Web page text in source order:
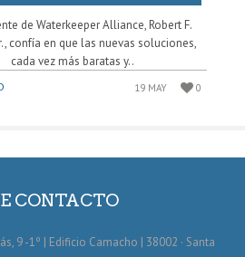
de Waterkeeper Alliance, Robert F.
confía en que las nuevas soluciones,
cada vez más baratas y..
19 MAY 0
CONTACTO
9 -1º | Edificio Camacho | 38002 · Santa